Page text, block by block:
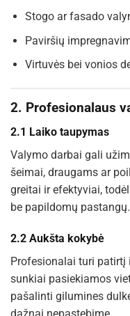
Stogo ar fasado
Paviršių
Virtuvės bei vonios
2. Profesionalaus
2.1 Laiko taupymas
Valymo darbai gali
šeimai, draugams ar
greitai ir efektyviai,
be papildomų pastangų.
2.2 Aukšta kokybė
Profesionalai turi patirtį
sunkiai pasiekiamos
pašalinti gilumines